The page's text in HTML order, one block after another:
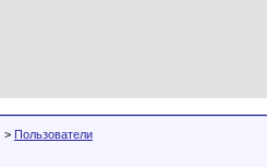
> Пользователи